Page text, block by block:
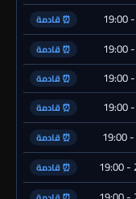
⏰ قادمة
⏰ قادمة
⏰ قادمة
⏰ قادمة
⏰ قادمة
⏰ قادمة